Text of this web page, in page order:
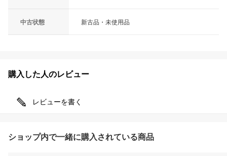
中古状態 新古品・未使用品
購入した人のレビュー
レビューを書く
ショップ内で一緒に購入されている商品